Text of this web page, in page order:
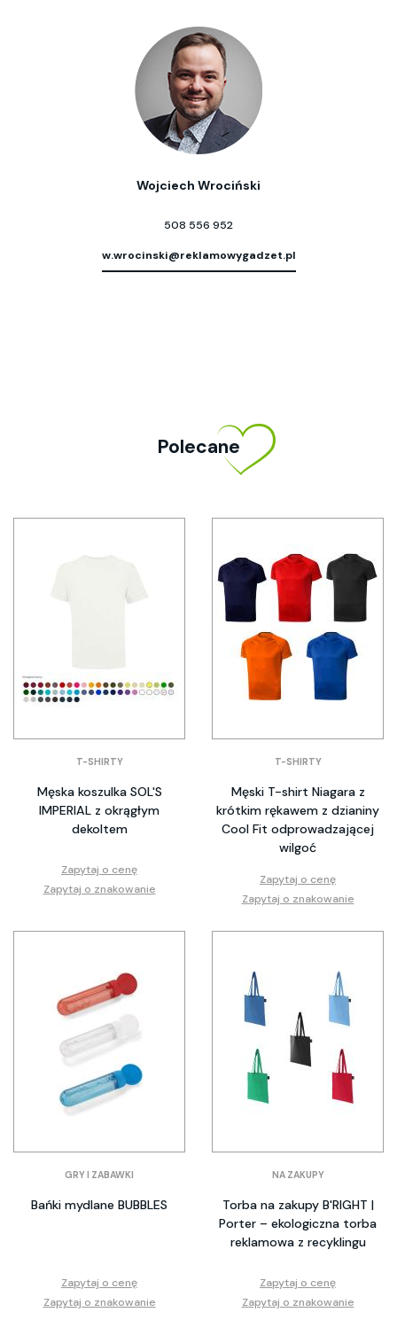
Wojciech Wrociński
508 556 952
w.wrocinski@reklamowygadzet.pl
Polecane
T-SHIRTY
Męska koszulka SOL'S
IMPERIAL z okrągłym
dekoltem
Zapytaj o cenę
Zapytaj o znakowanie
T-SHIRTY
Męski T-shirt Niagara z
krótkim rękawem z dzianiny
Cool Fit odprowadzającej
wilgoć
Zapytaj o cenę
Zapytaj o znakowanie
GRY I ZABAWKI
Bańki mydlane BUBBLES
Zapytaj o cenę
Zapytaj o znakowanie
NA ZAKUPY
Torba na zakupy B'RIGHT |
Porter – ekologiczna torba
reklamowa z recyklingu
Zapytaj o cenę
Zapytaj o znakowanie